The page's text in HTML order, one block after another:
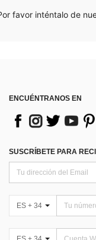
favor inténtalo de
ENCUÉNTRANOS EN
SUSCRÍBETE PARA
ES + 34